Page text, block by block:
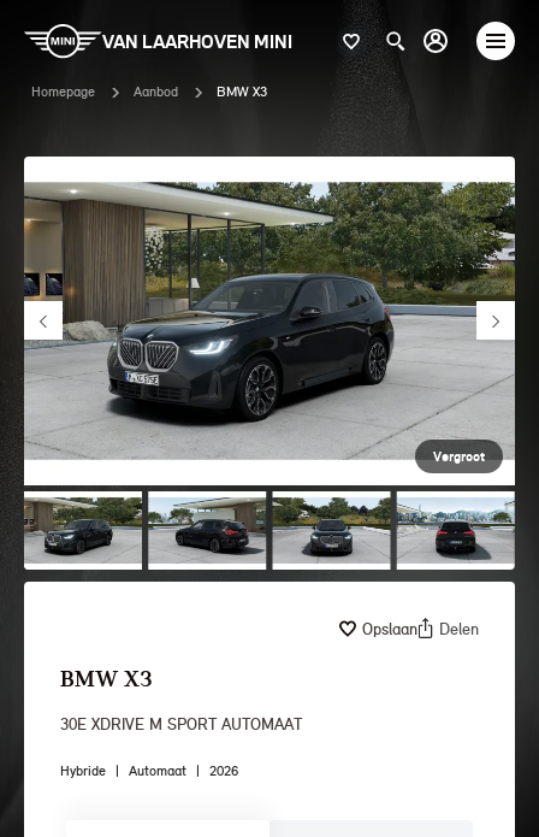
VAN LAARHOVEN MINI
Homepage Aanbod BMW X3
Vergroot
Opslaan Delen
BMW X3
30E XDRIVE M SPORT AUTOMAAT
Hybride | Automaat | 2026